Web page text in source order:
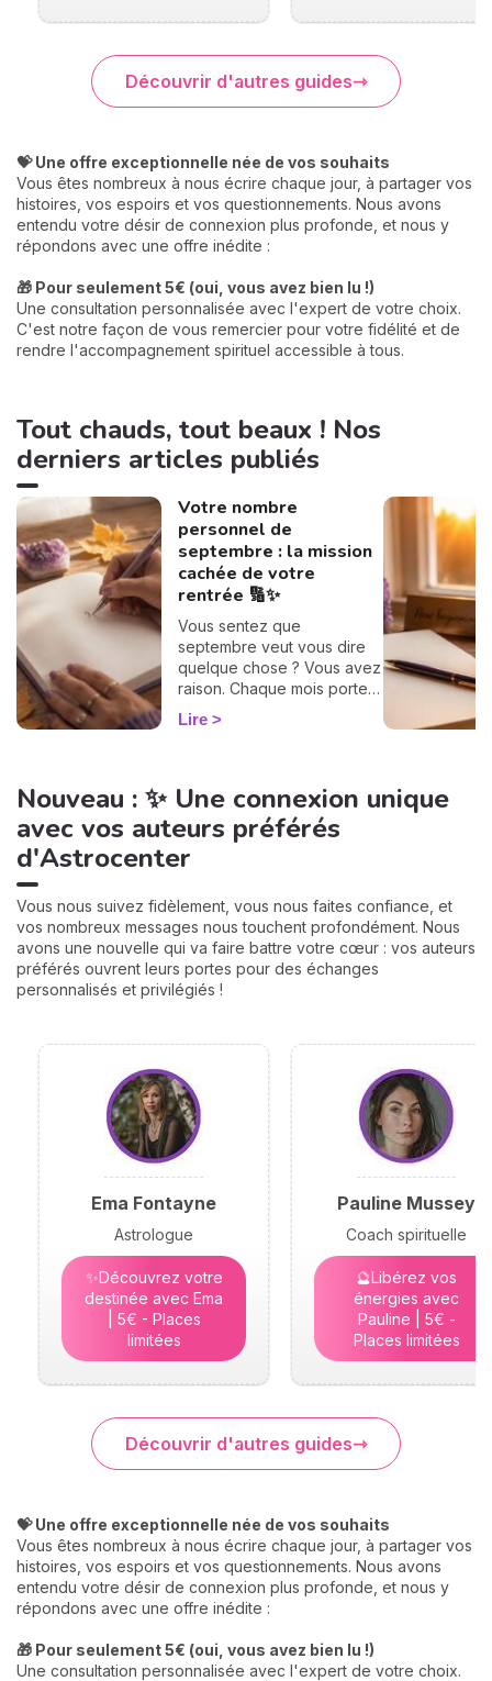
Découvrir d'autres guides
💝 Une offre exceptionnelle née de vos souhaits
Vous êtes nombreux à nous écrire chaque jour, à partager vos
histoires, vos espoirs et vos questionnements. Nous avons
entendu votre désir de connexion plus profonde, et nous y
répondons avec une offre inédite :
🎁 Pour seulement 5€ (oui, vous avez bien lu !)
Une consultation personnalisée avec l'expert de votre choix.
C'est notre façon de vous remercier pour votre fidélité et de
rendre l'accompagnement spirituel accessible à tous.
Tout chauds, tout beaux ! Nos
derniers articles publiés
Votre nombre
personnel de
septembre : la mission
cachée de votre
rentrée 🔢✨
Vous sentez que
septembre veut vous dire
quelque chose ? Vous avez
raison. Chaque mois porte
une vibration rien que pour
vous, et il suffit d'un petit
on trouve votre nombre
personnel, puis votre
mission de septembre,
chiffre par chiffre. 🔢
Lire
Nouveau : ✨ Une connexion unique
avec vos auteurs préférés
d'Astrocenter
Vous nous suivez fidèlement, vous nous faites confiance, et
vos nombreux messages nous touchent profondément. Nous
avons une nouvelle qui va faire battre votre cœur : vos auteurs
préférés ouvrent leurs portes pour des échanges
personnalisés et privilégiés !
Ema Fontayne
Astrologue
✨Découvrez votre
destinée avec Ema
| 5€ - Places
limitées
Pauline Mussey
Coach spirituelle
🔮Libérez vos
énergies avec
Pauline | 5€ -
Places limitées
Découvrir d'autres guides
💝 Une offre exceptionnelle née de vos souhaits
Vous êtes nombreux à nous écrire chaque jour, à partager vos
histoires, vos espoirs et vos questionnements. Nous avons
entendu votre désir de connexion plus profonde, et nous y
répondons avec une offre inédite :
🎁 Pour seulement 5€ (oui, vous avez bien lu !)
Une consultation personnalisée avec l'expert de votre choix.